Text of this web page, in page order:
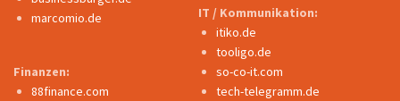
marcomio.de
Finanzen:
88finance.com
IT / Kommunikation:
itiko.de
tooligo.de
so-co-it.com
tech-telegramm.de